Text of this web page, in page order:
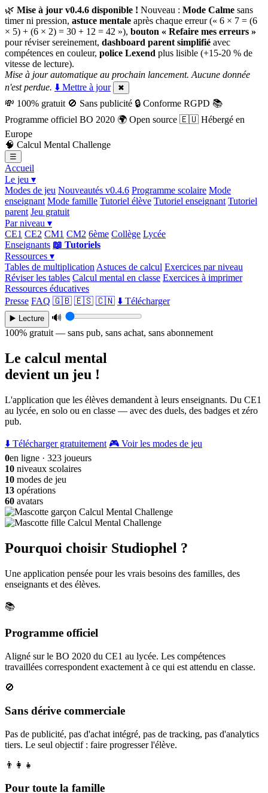
🌿 Mise à jour v0.4.6 disponible ! Nouveau : Mode Calme sans
timer ni pression, astuce mentale après chaque erreur (« 6 × 7 = (6
× 5) + (6 × 2) = 30 + 12 = 42 »), bouton « Refaire mes erreurs »
pour réviser sereinement, dashboard parent simplifié avec
compétences en couleur, police Lexend plus lisible (+15-20 % de
vitesse de lecture).
Mise à jour automatique au prochain lancement. Aucune donnée
n'est perdue. ⬇️ Mettre à jour ✖
💸 100% gratuit 🚫 Sans publicité 🔒 Conforme RGPD 📚
Programme officiel BO 2020 🌍 Open source 🇪🇺 Hébergé en
Europe
🧠 Calcul Mental Challenge
☰
Accueil
Le jeu ▾
Modes de jeu Nouveautés v0.4.6 Programme scolaire Mode
enseignant Mode famille Tutoriel élève Tutoriel enseignant Tutoriel
parent Jeu gratuit
Par niveau ▾
CE1 CE2 CM1 CM2 6ème Collège Lycée
Enseignants 📖 Tutoriels
Ressources ▾
Tables de multiplication Astuces de calcul Exercices par niveau
Réviser les tables Calcul mental en classe Exercices à imprimer
Ressources éducatives
Presse FAQ 🇬🇧 🇪🇸 🇨🇳 ⬇️ Télécharger
▶️ Lecture
🔊
100% gratuit — sans pub, sans achat, sans abonnement
Le calcul mental
devient un jeu !
L'application que les élèves demandent à leurs enseignants. Du CE1
au lycée, en solo ou en classe — avec des duels, des badges et zéro
pub.
⬇️ Télécharger gratuitement 🎮 Voir les modes de jeu
0en ligne · 323 joueurs
10 niveaux scolaires
10 modes de jeu
13 opérations
60 avatars
Pourquoi choisir Studiophel ?
Une application pensée pour les vrais besoins des familles, des
enseignants et des élèves.
📚
Programme officiel
Aligné sur le BO 2020 du CE1 au lycée. Les compétences
travaillées correspondent exactement à ce qui est attendu en classe.
🚫
Sans dérive commerciale
Pas de publicité, pas d'achat intégré, pas de tracking, pas d'analytics
tiers. Le seul objectif : faire progresser l'élève.
👨‍👩‍👧
Pour toute la famille